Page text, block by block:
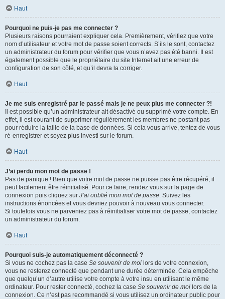
Haut
Pourquoi ne puis-je pas me connecter ?
Plusieurs raisons pourraient expliquer cela. Premièrement, vérifiez que votre
nom d’utilisateur et votre mot de passe soient corrects. S’ils le sont, contactez
un administrateur du forum pour vérifier que vous n’avez pas été banni. Il est
également possible que le propriétaire du site Internet ait une erreur de
configuration de son côté, et qu’il devra la corriger.
Haut
Je me suis enregistré par le passé mais je ne peux plus me connecter ?!
Il est possible qu’un administrateur ait désactivé ou supprimé votre compte. En
effet, il est courant de supprimer régulièrement les membres ne postant pas
pour réduire la taille de la base de données. Si cela vous arrive, tentez de vous
ré-enregistrer et soyez plus investi sur le forum.
Haut
J’ai perdu mon mot de passe !
Pas de panique ! Bien que votre mot de passe ne puisse pas être récupéré, il
peut facilement être réinitialisé. Pour ce faire, rendez vous sur la page de
connexion puis cliquez sur J’ai oublié mon mot de passe. Suivez les
instructions énoncées et vous devriez pouvoir à nouveau vous connecter.
Si toutefois vous ne parveniez pas à réinitialiser votre mot de passe, contactez
un administrateur du forum.
Haut
Pourquoi suis-je automatiquement déconnecté ?
Si vous ne cochez pas la case Se souvenir de moi lors de votre connexion,
vous ne resterez connecté que pendant une durée déterminée. Cela empêche
que quelqu’un d’autre utilise votre compte à votre insu en utilisant le même
ordinateur. Pour rester connecté, cochez la case Se souvenir de moi lors de la
connexion. Ce n’est pas recommandé si vous utilisez un ordinateur public pour